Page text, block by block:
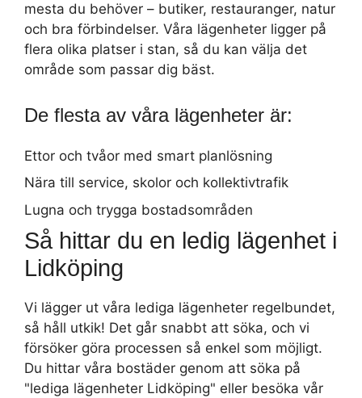
mesta du behöver – butiker, restauranger, natur
och bra förbindelser. Våra lägenheter ligger på
flera olika platser i stan, så du kan välja det
område som passar dig bäst.
De flesta av våra lägenheter är:
Ettor och tvåor med smart planlösning
Nära till service, skolor och kollektivtrafik
Lugna och trygga bostadsområden
Så hittar du en ledig lägenhet i
Lidköping
Vi lägger ut våra lediga lägenheter regelbundet,
så håll utkik! Det går snabbt att söka, och vi
försöker göra processen så enkel som möjligt.
Du hittar våra bostäder genom att söka på
"lediga lägenheter Lidköping" eller besöka vår